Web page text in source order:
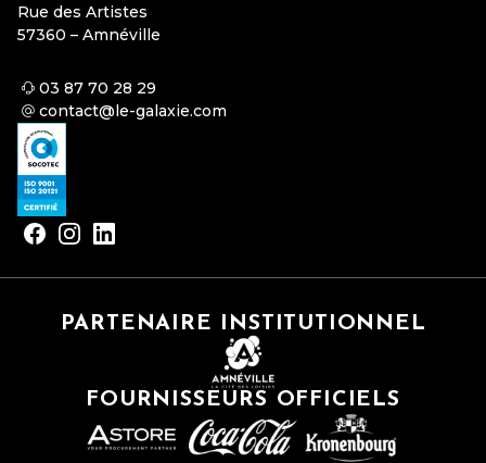
Rue des Artistes
57360 – Amnéville
03 87 70 28 29
contact@le-galaxie.com
PARTENAIRE INSTITUTIONNEL
FOURNISSEURS OFFICIELS